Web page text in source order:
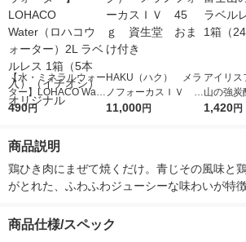
【水・ミネラルウォー
ター】LOHACO Wate
r（ロハコウォータ
シ） オリジナル
490円
HAKU（ハク） メラ
ノフォーカスＩＶ 4
5ｇ 資生堂 おまけ
11,000円
アイリス
山の強炭
レス
1,420円
商品説明
鶏ひき肉にまぜて焼くだけ。青じその風味と
がとれた、ふわふわジューシーな味わいが特徴
商品仕様/スペック